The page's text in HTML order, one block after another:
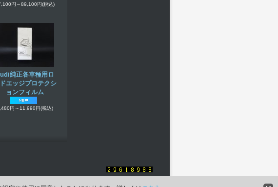
円～89,100円(税込)
純正各車種用ロ
エッジプロテクシ
ョンフィルム
円～11,990円(税込)